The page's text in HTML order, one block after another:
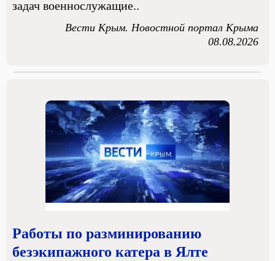
задач военнослужащие..
Вести Крым. Новостной портал Крыма
08.08.2026
Работы по разминированию
безэкипажного катера в Ялте